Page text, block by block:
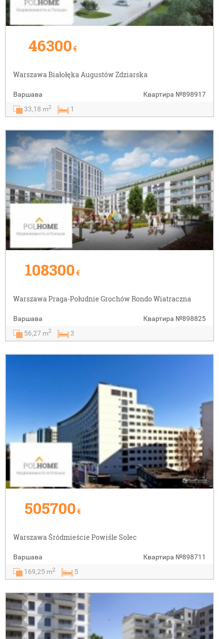
46300 €
Warszawa Białołęka Augustów Zdziarska
Варшава Квартира №898917
33,18 m2 1
108300 €
Warszawa Praga-Południe Grochów Rondo Wiatraczna
Варшава Квартира №898825
56,27 m2 3
505700 €
Warszawa Śródmieście Powiśle Solec
Варшава Квартира №898711
169,25 m2 5